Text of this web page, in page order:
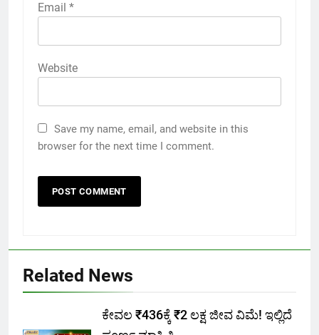
Email *
Website
Save my name, email, and website in this
browser for the next time I comment.
Related News
ಕೇವಲ ₹436ಕ್ಕೆ ₹2 ಲಕ್ಷ ಜೀವ ವಿಮೆ! ಇಲ್ಲಿದೆ